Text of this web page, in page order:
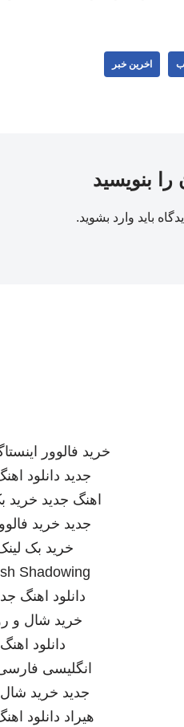
اخرین خبر
را بنویسید
باید وارد بشوید.
خرید فالوور
جدید دانلود
اهنگ جدید خرید
جدید خرید
خرید بک
Shadowing
دانلود اهنگ
خرید شال و
دانلود
انگلیسی
جدید خرید
هیراد دانلود